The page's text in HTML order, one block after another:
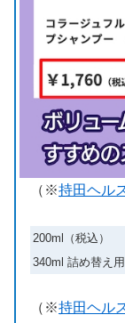
（※持田ヘル
200ml（税込）
340ml 詰め替え用
（※持田ヘル